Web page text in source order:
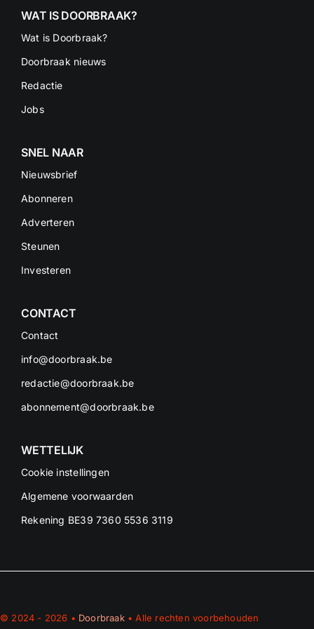
WAT IS DOORBRAAK?
Wat is Doorbraak?
Doorbraak nieuws
Redactie
Jobs
SNEL NAAR
Nieuwsbrief
Abonneren
Adverteren
Steunen
Investeren
CONTACT
Contact
info@doorbraak.be
redactie@doorbraak.be
abonnement@doorbraak.be
WETTELIJK
Cookie instellingen
Algemene voorwaarden
Rekening BE39 7360 5536 3119
© 2024 - 2026 • Doorbraak• Alle rechten voorbehouden